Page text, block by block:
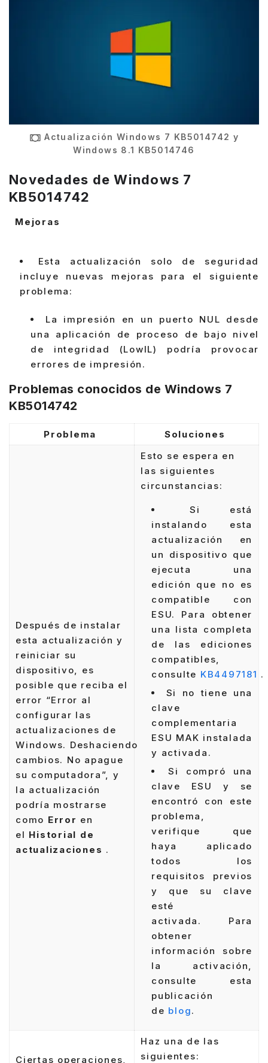
Actualización Windows 7 KB5014742 y
Windows 8.1 KB5014746
Novedades de Windows 7
KB5014742
Mejoras
Esta actualización solo de seguridad
incluye nuevas mejoras para el siguiente
problema:
La impresión en un puerto NUL desde
una aplicación de proceso de bajo nivel
de integridad (LowIL) podría provocar
errores de impresión.
Problemas conocidos de Windows 7
KB5014742
Problema Soluciones
Después de instalar
esta actualización y
reiniciar su
dispositivo, es
posible que reciba el
error “Error al
configurar las
actualizaciones de
Windows. Deshaciendo
cambios. No apague
su computadora”, y
la actualización
podría mostrarse
como Error en
el Historial de
actualizaciones .
Esto se espera en
las siguientes
circunstancias:
Si está
instalando esta
actualización en
un dispositivo que
ejecuta una
edición que no es
compatible con
ESU. Para obtener
una lista completa
de las ediciones
compatibles,
consulte KB4497181 .
Si no tiene una
clave
complementaria
ESU MAK instalada
y activada.
Si compró una
clave ESU y se
encontró con este
problema,
verifique que
haya aplicado
todos los
requisitos previos
y que su clave
esté
activada. Para
obtener
información sobre
la activación,
consulte esta
publicación
de blog.
Ciertas operaciones,
Haz una de las
siguientes: